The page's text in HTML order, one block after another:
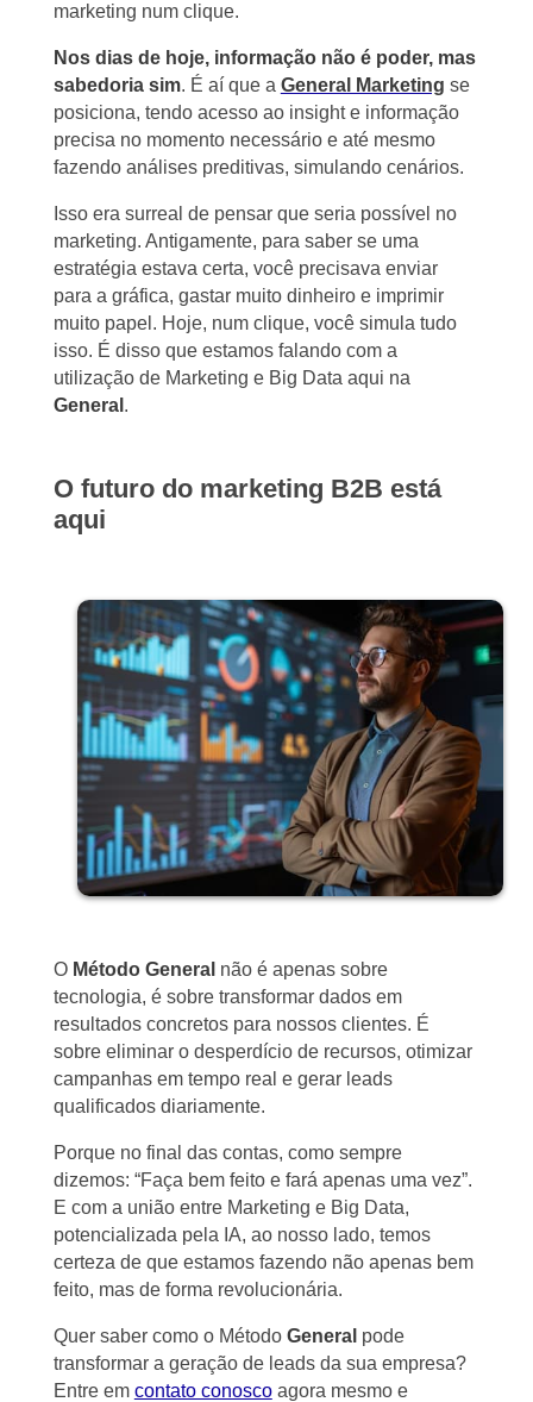
marketing num clique.
Nos dias de hoje, informação não é poder, mas
sabedoria sim. É aí que a General Marketing se
posiciona, tendo acesso ao insight e informação
precisa no momento necessário e até mesmo
fazendo análises preditivas, simulando cenários.
Isso era surreal de pensar que seria possível no
marketing. Antigamente, para saber se uma
estratégia estava certa, você precisava enviar
para a gráfica, gastar muito dinheiro e imprimir
muito papel. Hoje, num clique, você simula tudo
isso. É disso que estamos falando com a
utilização de Marketing e Big Data aqui na
General .
O futuro do marketing B2B está
aqui
O Método General não é apenas sobre
tecnologia, é sobre transformar dados em
resultados concretos para nossos clientes. É
sobre eliminar o desperdício de recursos, otimizar
campanhas em tempo real e gerar leads
qualificados diariamente.
Porque no final das contas, como sempre
dizemos: “Faça bem feito e fará apenas uma vez”.
E com a união entre Marketing e Big Data,
potencializada pela IA, ao nosso lado, temos
certeza de que estamos fazendo não apenas bem
feito, mas de forma revolucionária.
Quer saber como o Método General pode
transformar a geração de leads da sua empresa?
Entre em contato conoscoagora mesmo e